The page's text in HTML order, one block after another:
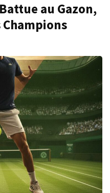
au Gazon,